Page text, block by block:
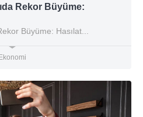
Rekor Büyüme:
Büyüme: Hasılat...
Ekonomi